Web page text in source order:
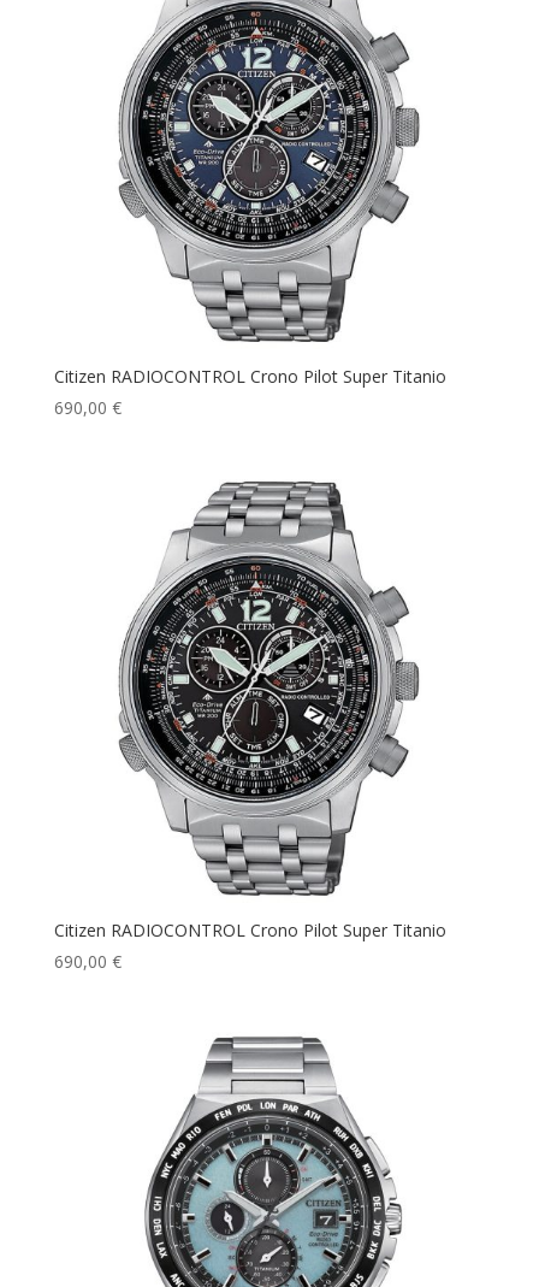
Citizen RADIOCONTROL Crono Pilot Super Titanio
690,00 €
Citizen RADIOCONTROL Crono Pilot Super Titanio
690,00 €